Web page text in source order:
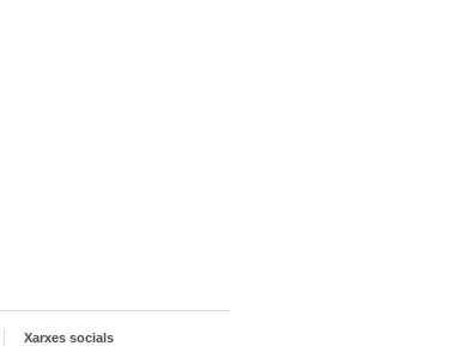
Xarxes socials